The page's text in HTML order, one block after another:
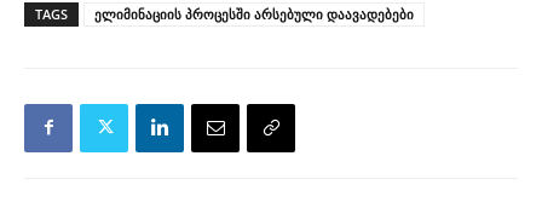
TAGS ელიმინაციის პროცესში არსებული დაავადებები